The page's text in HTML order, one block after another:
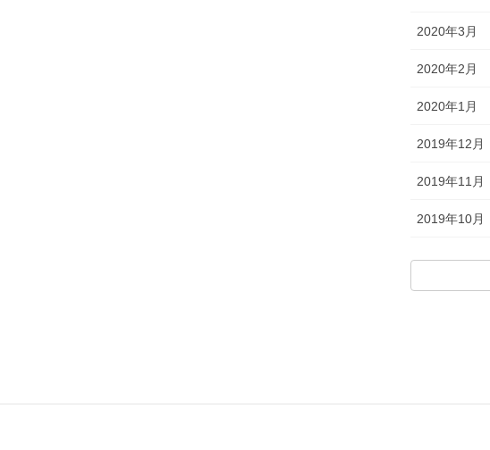
2020年3月
2020年2月
2020年1月
2019年12月
2019年11月
2019年10月